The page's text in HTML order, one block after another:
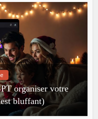
organiser votre
bluffant)